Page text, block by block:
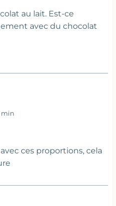
au lait. Est-ce
avec du chocolat
min
ces proportions, cela